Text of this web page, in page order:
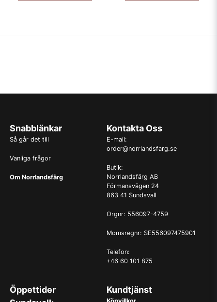
Snabblänkar
Så går det till
Vanliga frågor
Om Norrlandsfärg
Kontakta Oss
E-mail:
order@norrlandsfarg.se
Butik:
Norrlandsfärg AB
Förmansvägen 24
863 41 Sundsvall
Orgnr: 556097-4759
Momsregnr: SE556097475901
Telefon:
+46 60 101 875
Öppettider
Kundtjänst